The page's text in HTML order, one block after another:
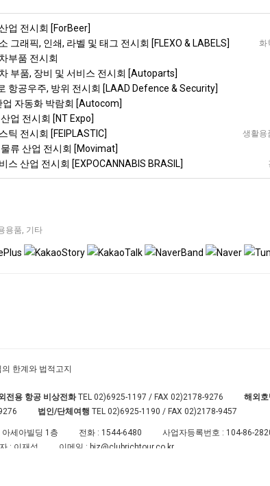
업 전시회 [ForBeer]
화
그래픽, 인쇄, 라벨 및 태그 전시회 [FLEXO & LABELS]
부품 전시회
부품, 장비 및 서비스 전시회 [Autoparts]
항공우주, 방위 전시회 [LAAD Defence & Security]
자동화 박람회 [Autocom]
업 전시회 [NT Expo]
생활용
틱 전시회 [FEIPLASTIC]
류 산업 전시회 [Movimat]
스 산업 전시회 [EXPOCANNABIS BRASIL]
용품, 기타
한계와 법적고지
전용 항공 비상전화TEL 02)6925-1197 / FAX 02)2178-9276 해외
법인/단체여행 TEL 02)6925-1190 / FAX 02)2178-9457
세아빌딩 1층 전화 : 1544-6480 사업자등록번호 : 104-86-
: 이재성 이메일 : biz@clubrichtour.co.kr